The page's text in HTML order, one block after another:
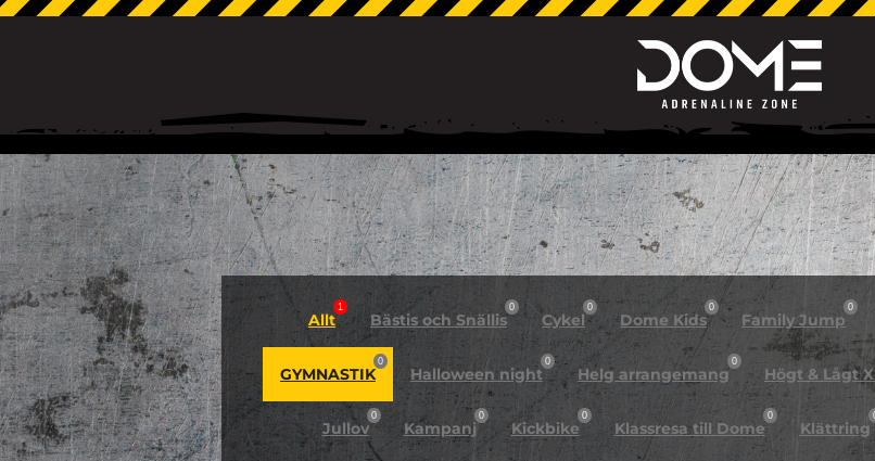
Allt
1
Bästis och Snällis
0
Cykel
0
Dome Kids
0
Family Jump
0
GYMNASTIK
0
Halloween night
0
Helg arrangemang
0
Högt & Lågt
Jullov
0
Kampanj
0
Kickbike
0
Klassresa till Dome
0
Klättring